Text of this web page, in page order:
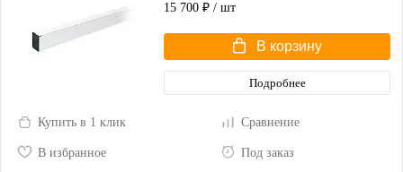
15 700 ₽ / шт
В корзину
Подробнее
Купить в 1 клик Сравнение
В избранное Под заказ